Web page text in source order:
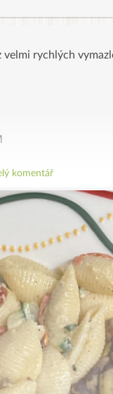
rychlých
komentář